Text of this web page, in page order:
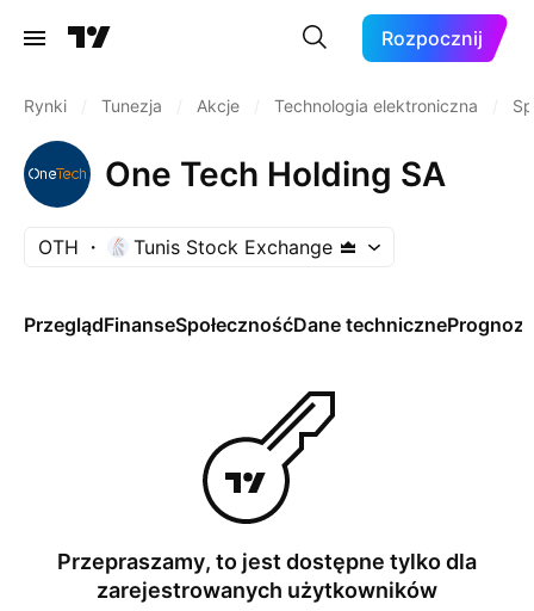
Rozpocznij
Rynki Tunezja Akcje Technologia elektroniczna
One Tech Holding SA
OTH Tunis Stock Exchange
PrzeglądFinanseSpołecznośćDane technicznePrognozy
Przepraszamy, to jest dostępne tylko dla
zarejestrowanych użytkowników